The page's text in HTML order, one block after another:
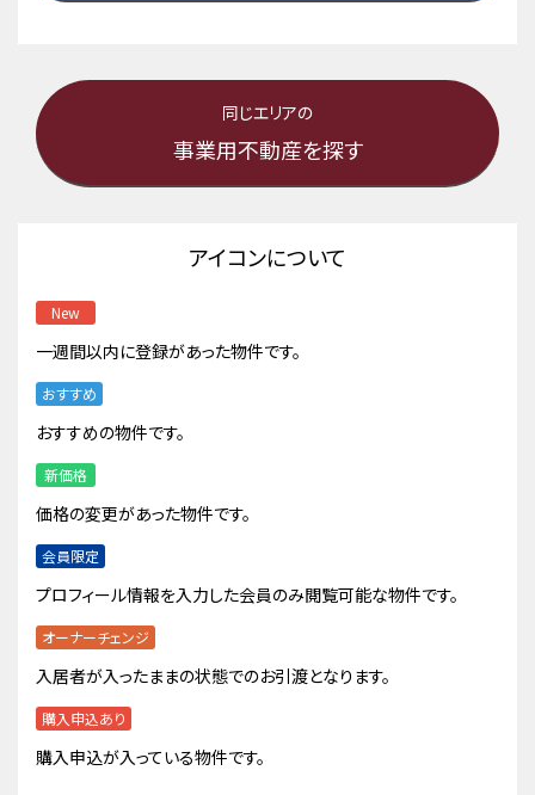
同じエリアの
事業用不動産を探す
アイコンについて
New
一週間以内に登録があった物件です。
おすすめ
おすすめの物件です。
新価格
価格の変更があった物件です。
会員限定
プロフィール情報を入力した会員のみ閲覧可能な物件です。
オーナーチェンジ
入居者が入ったままの状態でのお引渡となります。
購入申込あり
購入申込が入っている物件です。